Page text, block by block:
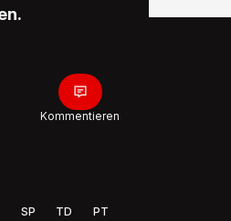
Kommentieren
SP TD PT